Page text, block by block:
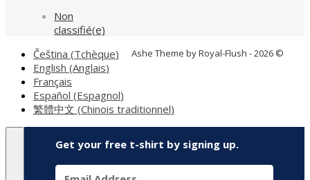
Non
classifié(e)
Ashe Theme by Royal-Flush - 2026 ©
Čeština (Tchèque)
English (Anglais)
Français
Español (Espagnol)
繁體中文 (Chinois traditionnel)
Get your free t-shirt by signing up.